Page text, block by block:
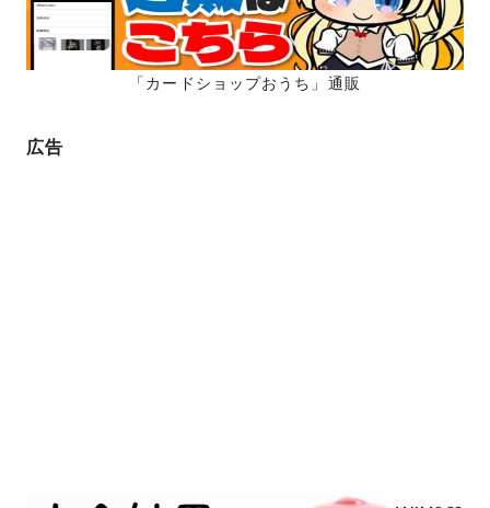
「カードショップおうち」通販
広告